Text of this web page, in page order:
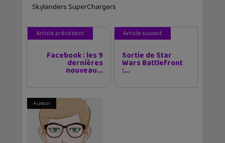
Skylanders SuperChargers
Article précédent
Facebook : les 9
dernières
nouveau...
Article suivant
Sortie de Star
Wars Battlefront
:...
Auteur